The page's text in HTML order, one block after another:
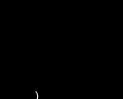
)